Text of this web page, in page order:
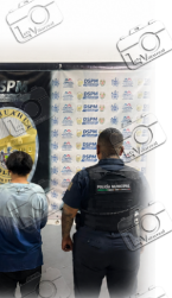
de un
con las
del mensaje y